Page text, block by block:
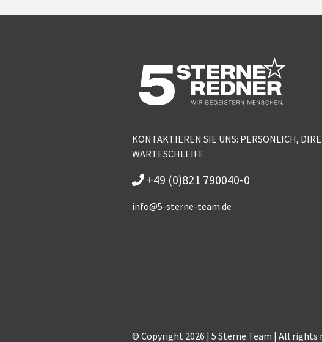
KONTAKTIEREN SIE UNS: PERSÖNLICH,
WARTESCHLEIFE.
+49 (0)821 790040-0
info@5-sterne-team.de
© Copyright 2026 | 5 Sterne Team | All rights